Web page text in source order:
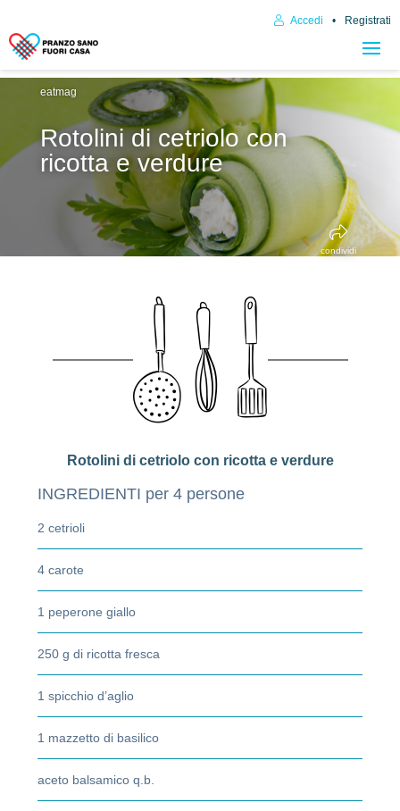
Accedi Registrati
eatmag
Rotolini di cetriolo con
ricotta e verdure
condividi
Rotolini di cetriolo con ricotta e verdure
INGREDIENTI per 4 persone
2 cetrioli
4 carote
1 peperone giallo
250 g di ricotta fresca
1 spicchio d’aglio
1 mazzetto di basilico
aceto balsamico q.b.